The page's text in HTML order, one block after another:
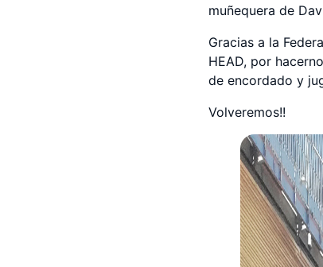
muñequera de
Gracias a la
HEAD, por
de encordado y
Volveremos!!